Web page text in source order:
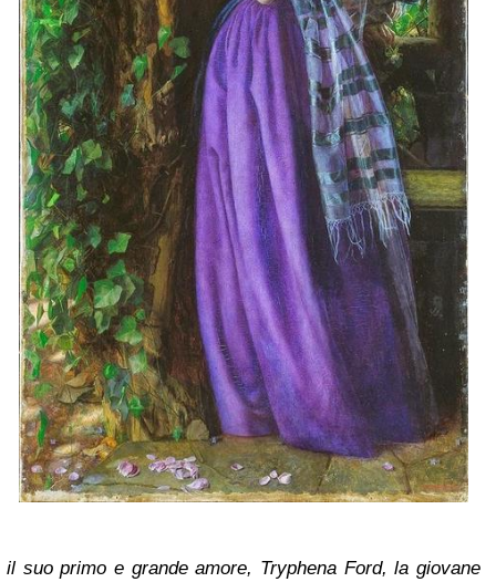
il suo primo e grande amore, Tryphena Ford, la giovane